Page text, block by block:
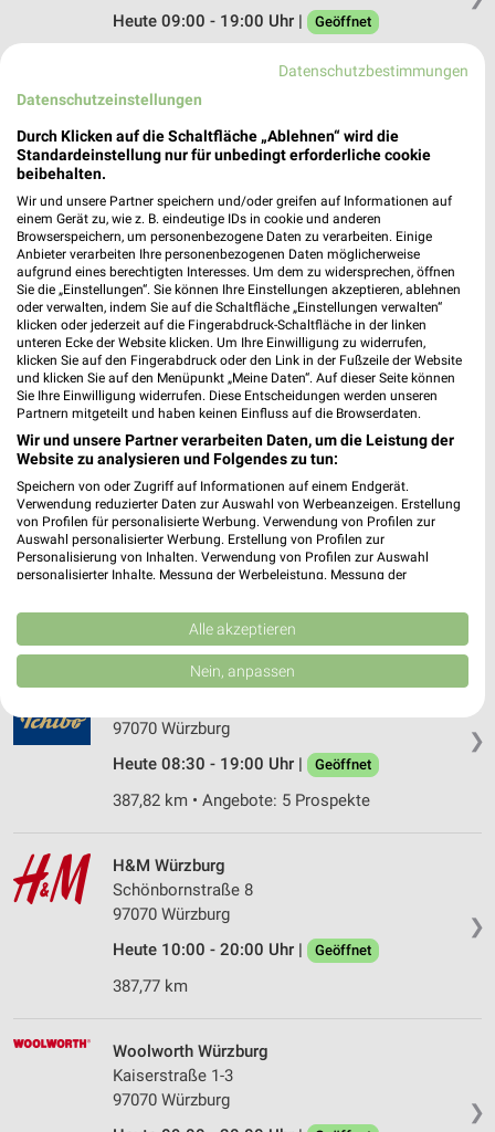
Heute 09:00 - 19:00 Uhr |
Geöffnet
Sparkassenstr. 7
Heute 09:00 - 18:00 Uhr | Geöffnet
398,58 km • Angebote: 2 Prospekte
KiK Würzburg Lengfeld
Industriestraße 1
97076 Würzburg Lengfeld
Heute 09:00 - 20:00 Uhr | Geöffnet
384,47 km • Angebote: 1 Prospekt
Ernsting's family Würzburg
Eichhornstr. 21
97070 Würzburg
Heute 09:00 - 19:00 Uhr | Geöffnet
387,68 km
❯
Tchibo Filiale Würzburg
97070 Würzburg
Heute 08:30 - 19:00 Uhr |
Geöffnet
387,82 km • Angebote: 5 Prospekte
❯
H&M Würzburg
Schönbornstraße 8
97070 Würzburg
Heute 10:00 - 20:00 Uhr |
Geöffnet
387,77 km
❯
Woolworth Würzburg
Kaiserstraße 1-3
97070 Würzburg
Datenschutzbestimmungen
Datenschutzeinstellungen
Durch Klicken auf die Schaltfläche „Ablehnen“ wird die
Standardeinstellung nur für unbedingt erforderliche cookie
beibehalten.
Wir und unsere Partner speichern und/oder greifen auf Informationen auf
einem Gerät zu, wie z. B. eindeutige IDs in cookie und anderen
Browserspeichern, um personenbezogene Daten zu verarbeiten. Einige
Anbieter verarbeiten Ihre personenbezogenen Daten möglicherweise
aufgrund eines berechtigten Interesses. Um dem zu widersprechen, öffnen
Sie die „Einstellungen“. Sie können Ihre Einstellungen akzeptieren, ablehnen
oder verwalten, indem Sie auf die Schaltfläche „Einstellungen verwalten“
klicken oder jederzeit auf die Fingerabdruck-Schaltfläche in der linken
unteren Ecke der Website klicken. Um Ihre Einwilligung zu widerrufen,
klicken Sie auf den Fingerabdruck oder den Link in der Fußzeile der Website
und klicken Sie auf den Menüpunkt „Meine Daten“. Auf dieser Seite können
Sie Ihre Einwilligung widerrufen. Diese Entscheidungen werden unseren
Partnern mitgeteilt und haben keinen Einfluss auf die Browserdaten.
Wir und unsere Partner verarbeiten Daten, um die Leistung der
Website zu analysieren und Folgendes zu tun:
Speichern von oder Zugriff auf Informationen auf einem Endgerät.
Verwendung reduzierter Daten zur Auswahl von Werbeanzeigen. Erstellung
von Profilen für personalisierte Werbung. Verwendung von Profilen zur
Auswahl personalisierter Werbung. Erstellung von Profilen zur
Personalisierung von Inhalten. Verwendung von Profilen zur Auswahl
personalisierter Inhalte. Messung der Werbeleistung. Messung der
Kombinationen von Daten aus verschiedenen Quellen. Entwicklung und
Verbesserung der Angebote. Verwendung reduzierter Daten zur Auswahl
von Inhalten.
Daten können außerhalb der Europäischen Union weitergegeben und in die
USA gesendet werden.
Website/App.
IAB-Verarbeitungszwecke:
auf einem Endgerät
Verwendung reduzierter Daten zur Auswahl von
Werbeanzeigen
personalisierter Werbung
Erstellung von Profilen zur Personalisierung
Alle akzeptieren
Nein, anpassen